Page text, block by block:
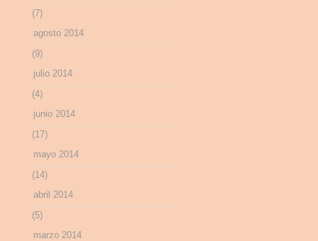
(7)
agosto 2014
(9)
julio 2014
(4)
junio 2014
(17)
mayo 2014
(14)
abril 2014
(5)
marzo 2014